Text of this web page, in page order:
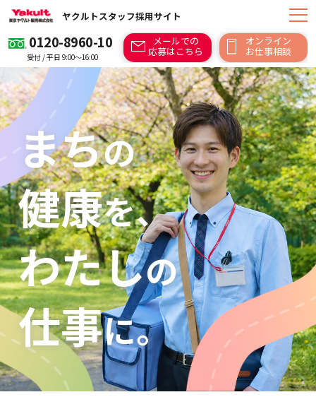
ヤクルトスタッフ採用サイト
0120-8960-10
受付 / 平日 9:00～16:00
メールでの
応募はこちら
オンライン
お仕事相談
まちの
健康を、
わたしの
仕事に。